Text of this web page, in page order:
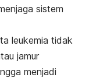
sistem
leukemia tidak
jamur
menjadi